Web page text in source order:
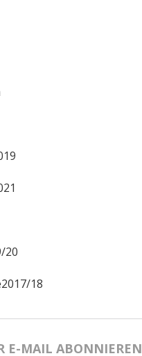
20
18
E-MAIL ABONNIEREN